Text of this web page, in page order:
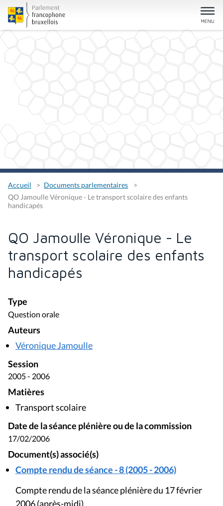
Accueil
Documents parlementaires
QO Jamoulle Véronique - Le transport scolaire des enfants
handicapés
QO Jamoulle Véronique - Le
transport scolaire des enfants
handicapés
Type
Question orale
Auteurs
Véronique Jamoulle
Session
2005 - 2006
Matières
Transport scolaire
Date de la séance plénière ou de la commission
17/02/2006
Document(s) associé(s)
Compte rendu de séance - 8 (2005 - 2006)
Compte rendu de la séance plénière du 17 février
2006 (après-midi)